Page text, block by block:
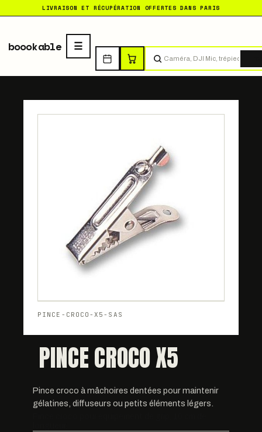
LIVRAISON ET RÉCUPÉRATION OFFERTES DANS PARIS
boookable
PINCE-CROCO-X5-SAS
PINCE CROCO X5
Pince croco à mâchoires dentées pour maintenir
gélatines, diffuseurs ou petits éléments légers.